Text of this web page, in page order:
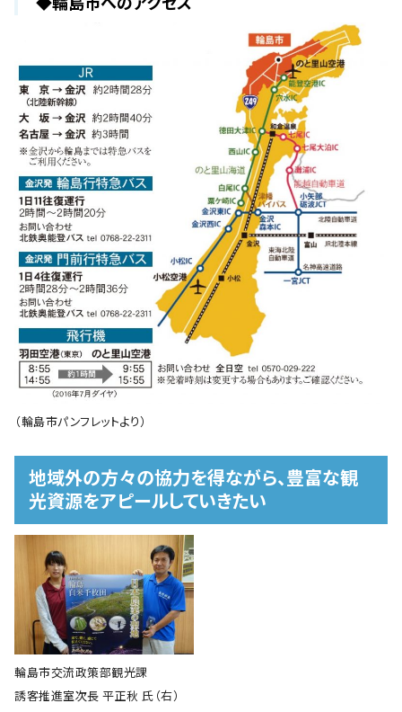
（輪島市パンフレットより）
地域外の方々の協力を得ながら、豊富な観
光資源をアピールしていきたい
輪島市交流政策部観光課
誘客推進室次長 平正秋 氏（右）